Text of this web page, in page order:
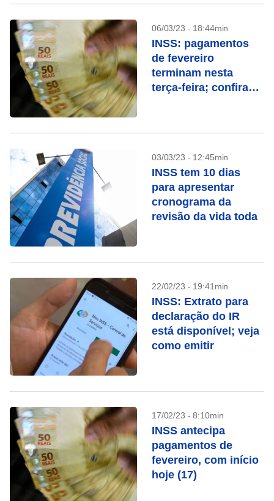
06/03/23 - 18:44min
INSS: pagamentos
de fevereiro
terminam nesta
terça-feira; confira
03/03/23 - 12:45min
INSS tem 10 dias
para apresentar
cronograma da
revisão da vida toda
22/02/23 - 19:41min
INSS: Extrato para
declaração do IR
está disponível; veja
como emitir
17/02/23 - 8:10min
INSS antecipa
pagamentos de
fevereiro, com início
hoje (17)